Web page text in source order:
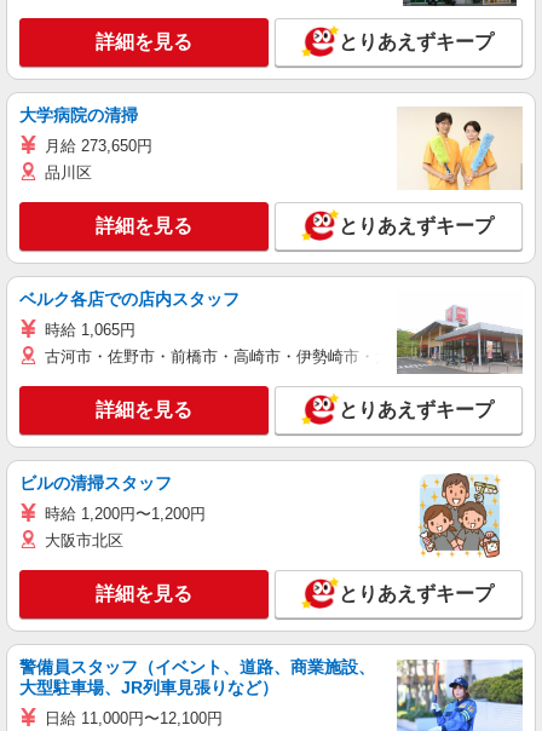
詳細を見る とりあえずキープ
大学病院の清掃
月給 273,650円
品川区
詳細を見る とりあえずキープ
ベルク各店での店内スタッフ
時給 1,065円
古河市・佐野市・前橋市・高崎市・伊勢崎市・太田市・館林市・藤
詳細を見る とりあえずキープ
ビルの清掃スタッフ
時給 1,200円〜1,200円
大阪市北区
詳細を見る とりあえずキープ
警備員スタッフ（イベント、道路、商業施設、
大型駐車場、JR列車見張りなど）
日給 11,000円〜12,100円